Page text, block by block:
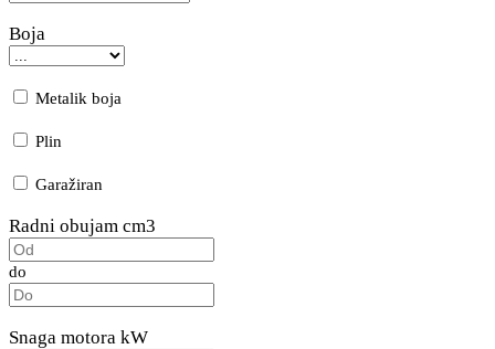
Boja
Metalik boja
Plin
Garažiran
Radni obujam cm3
do
Snaga motora kW